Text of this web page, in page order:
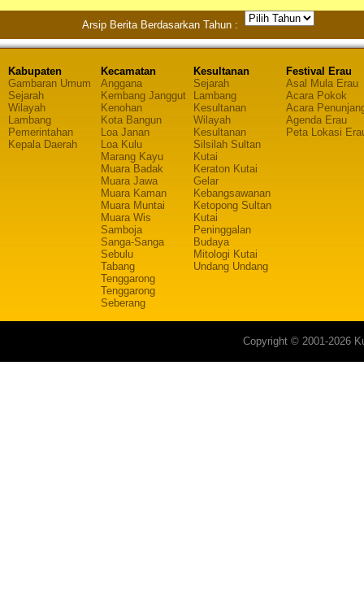
Arsip Berita Berdasarkan Tahun :
Kabupaten
Gambaran Umum
Sejarah
Wilayah
Lambang
Pemerintahan
Kepala Daerah
Kecamatan
Anggana
Kembang Janggut
Kenohan
Kota Bangun
Loa Janan
Loa Kulu
Marang Kayu
Muara Badak
Muara Jawa
Muara Kaman
Muara Muntai
Muara Wis
Samboja
Sanga-Sanga
Sebulu
Tabang
Tenggarong
Tenggarong
Seberang
Kesultanan
Sejarah
Lambang
Kesultanan
Wilayah
Kesultanan
Silsilah Sultan
Kutai
Keraton Kutai
Gelar
Kebangsawanan
Ketopong Sultan
Kutai
Peninggalan
Budaya
Mitologi Kutai
Undang Undang
Festival Erau
Asal Mula Erau
Acara Pokok
Acara
Agenda Erau
Peta Lokasi
Copyright © 2001-2026